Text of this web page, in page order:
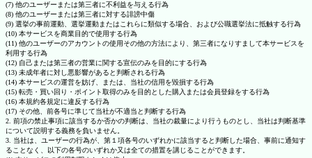
(7) 他のユーザーまたは第三者に不利益を与える行為
(8) 他のユーザーまたは第三者に対する誹謗中傷
(9) 選挙の事前運動、選挙運動またはこれらに類似する場合、および公職選挙法に抵触する行為
(10) 本サービスを商業目的で使用する行為
(11) 他のユーザーのアカウントの使用その他の方法により、第三者になりすまして本サービスを
利用する行為
(12) 自己または第三者の営業に関する宣伝のみを目的にする行為
(13) 未成年者に対し悪影響があると判断される行為
(14) 本サービスの運営を妨げ、または、当社の信用を毀損する行為
(15) 転売・買い回り・ポイント取得のみを目的とした購入または会員登録をする行為
(16) 本規約各規定に違反する行為
(17) その他、前各号に準じて当社が不適当と判断する行為
2. 前項の禁止事項に該当するか否かの判断は、当社の裁量により行うものとし、当社は判断基準
について説明する義務を負いません。
3. 当社は、ユーザーの行為が、第１項各号のいずれかに該当すると判断した場合、事前に通知す
ることなく、以下の各号のいずれか又は全ての措置を講じることができます。